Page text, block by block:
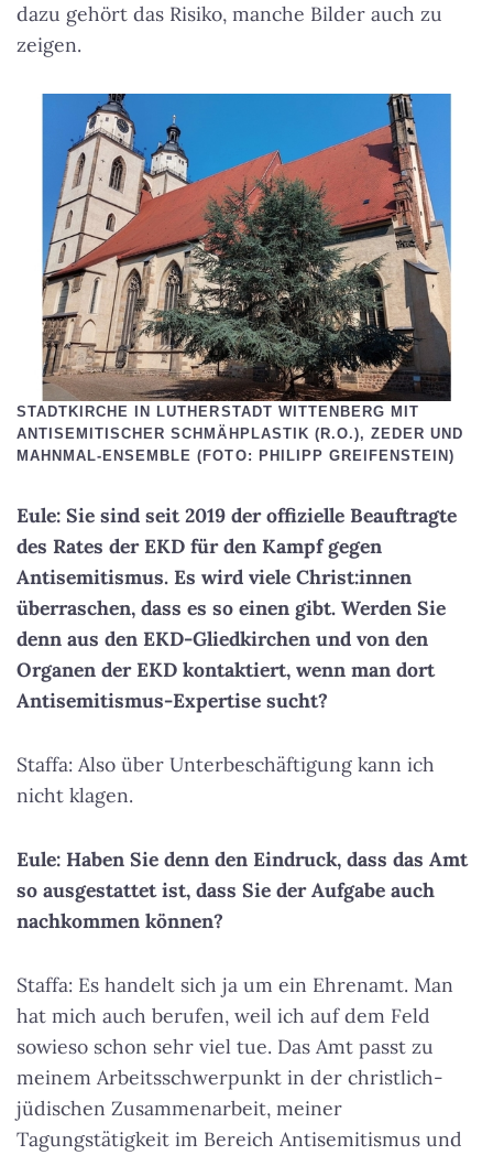
dazu gehört das Risiko, manche Bilder auch zu
zeigen.
STADTKIRCHE IN LUTHERSTADT WITTENBERG MIT
ANTISEMITISCHER SCHMÄHPLASTIK (R.O.), ZEDER UND
MAHNMAL-ENSEMBLE (FOTO: PHILIPP GREIFENSTEIN)
Eule: Sie sind seit 2019 der offizielle Beauftragte
des Rates der EKD für den Kampf gegen
Antisemitismus. Es wird viele Christ:innen
überraschen, dass es so einen gibt. Werden Sie
denn aus den EKD-Gliedkirchen und von den
Organen der EKD kontaktiert, wenn man dort
Antisemitismus-Expertise sucht?
Staffa: Also über Unterbeschäftigung kann ich
nicht klagen.
Eule: Haben Sie denn den Eindruck, dass das Amt
so ausgestattet ist, dass Sie der Aufgabe auch
nachkommen können?
Staffa: Es handelt sich ja um ein Ehrenamt. Man
hat mich auch berufen, weil ich auf dem Feld
sowieso schon sehr viel tue. Das Amt passt zu
meinem Arbeitsschwerpunkt in der christlich-
jüdischen Zusammenarbeit, meiner
Tagungstätigkeit im Bereich Antisemitismus und